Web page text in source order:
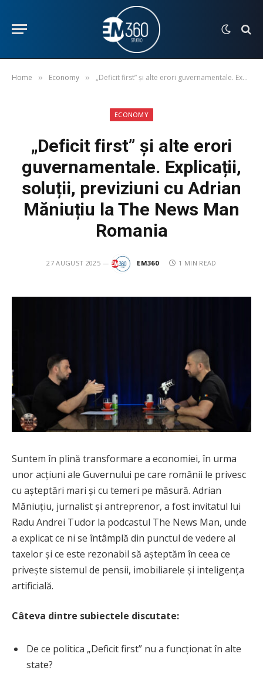
Home » Economy » „Deficit first” și alte erori guvernamentale. Explicații, soluții, previziuni cu Adrian Măniuțiu la The News Man Romania
ECONOMY
„Deficit first” și alte erori
guvernamentale. Explicații,
soluții, previziuni cu Adrian
Măniuțiu la The News Man
Romania
27 AUGUST 2025 EM360 1 MIN READ
Suntem în plină transformare a economiei, în urma
unor acțiuni ale Guvernului pe care românii le privesc
cu așteptări mari și cu temeri pe măsură. Adrian
Măniuțiu, jurnalist și antreprenor, a fost invitatul lui
Radu Andrei Tudor la podcastul The News Man, unde
a explicat ce ni se întâmplă din punctul de vedere al
taxelor și ce este rezonabil să așteptăm în ceea ce
privește sistemul de pensii, imobiliarele și inteligența
artificială.
Câteva dintre subiectele discutate:
De ce politica „Deficit first” nu a funcționat în alte
state?